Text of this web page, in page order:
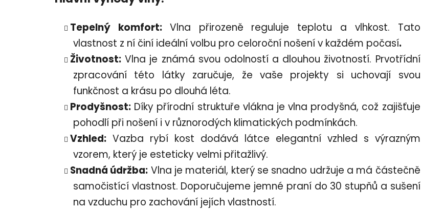
Tepelný komfort: Vlna přirozeně reguluje teplotu a vlhkost. Tato
vlastnost z ní činí ideální volbu pro celoroční nošení v každém počasí.
Životnost: Vlna je známá svou odolností a dlouhou životností. Prvotřídní
zpracování této látky zaručuje, že vaše projekty si uchovají svou
funkčnost a krásu po dlouhá léta.
Prodyšnost: Díky přírodní struktuře vlákna je vlna prodyšná, což zajišťuje
pohodlí při nošení i v různorodých klimatických podmínkách.
Vzhled: Vazba rybí kost dodává látce elegantní vzhled s výrazným
vzorem, který je esteticky velmi přitažlivý.
Snadná údržba: Vlna je materiál, který se snadno udržuje a má částečně
samočistící vlastnost. Doporučujeme jemné praní do 30 stupňů a sušení
na vzduchu pro zachování jejích vlastností.